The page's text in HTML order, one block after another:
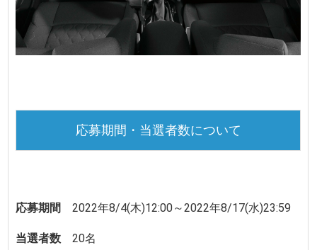
応募期間・当選者数について
応募期間 2022年8/4(木)12:00～2022年8/17(水)23:59
当選者数 20名